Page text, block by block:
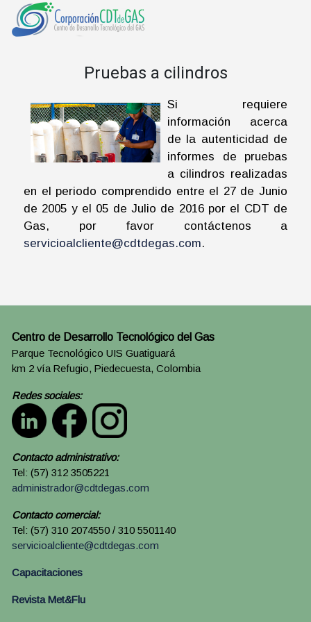
Pruebas a cilindros
Si requiere
información acerca
de la autenticidad de
informes de pruebas
a cilindros realizadas
en el periodo comprendido entre el 27 de Junio
de 2005 y el 05 de Julio de 2016 por el CDT de
Gas, por favor contáctenos a
servicioalcliente@cdtdegas.com.
Centro de Desarrollo Tecnológico del Gas
Parque Tecnológico UIS Guatiguará
km 2 vía Refugio, Piedecuesta, Colombia
Redes sociales:
Contacto administrativo:
Tel: (57) 312 3505221
administrador@cdtdegas.com
Contacto comercial:
Tel: (57) 310 2074550 / 310 5501140
servicioalcliente@cdtdegas.com
Capacitaciones
Revista Met&Flu